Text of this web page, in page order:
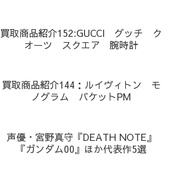
買取商品紹介152:GUCCI グッチ ク
オーツ スクエア 腕時計
買取商品紹介144：ルイヴィトン モ
ノグラム バケットPM
声優・宮野真守『DEATH NOTE』
『ガンダム00』ほか代表作5選